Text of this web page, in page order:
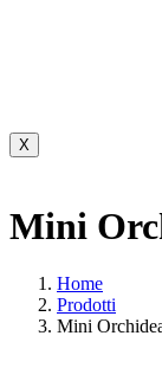
X
Mini
Home
Prodotti
Mini